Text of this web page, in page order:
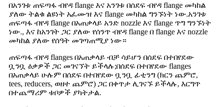
በአንገቱ ጠፍጣፋ ብየዳ flange እና አንገቱ በሰደፍ ብየዳ flange መካከል
ያለው ትልቁ ልዩነት አፈሙዝ እና flange መካከል ግንኙነት ነው.አንገቱ
ጠፍጣፋ ብየዳ flange በአጠቃላይ አንድ nozzle እና flange ጥግ ግንኙነት
ነው., እና ከአንገት ጋር ያለው የሰንጥ ብየዳ flange በ flange እና nozzle
መካከል ያለው የሰዓት መገጣጠሚያ ነው።
ጠፍጣፋ ብየዳ flanges በአጠቃላይ ብቻ ሳይሆን በሰደፍ በተበየደው
ቧንቧ ዕቃዎች ጋር መገናኘት ይችላሉ;በሰደፍ በተበየደው flanges
በአጠቃላይ ሁሉም በሰደፍ በተበየደው ቧንቧ ፊቲንግ (ክርን ጨምሮ,
tees, reducers, ወዘተ ጨምሮ) ጋር በቀጥታ ሊገናኙ ይችላሉ, እርግጥ
በተጨማሪም ቱቦዎች ያካትታል.